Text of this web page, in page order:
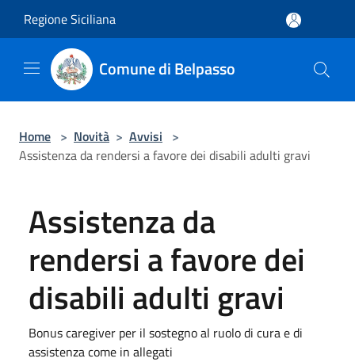
Regione Siciliana
Comune di Belpasso
Home > Novità > Avvisi >
Assistenza da rendersi a favore dei disabili adulti gravi
Assistenza da
rendersi a favore dei
disabili adulti gravi
Bonus caregiver per il sostegno al ruolo di cura e di
assistenza come in allegati